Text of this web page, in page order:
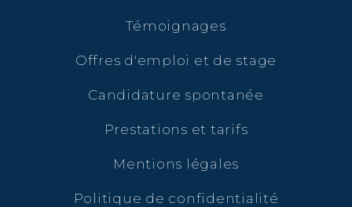
Témoignages
Offres d'emploi et de stage
Candidature spontanée
Prestations et tarifs
Mentions légales
Politique de confidentialité